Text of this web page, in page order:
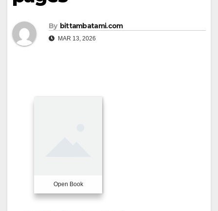
By bittambatami.com
MAR 13, 2026
Open Book